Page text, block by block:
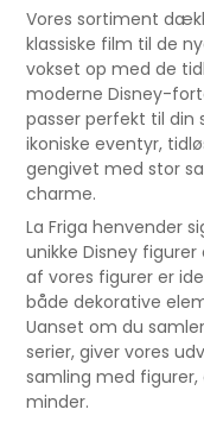
Vores sortiment
klassiske film til de
vokset op med de
moderne Disney-
passer perfekt til din
ikoniske eventyr,
gengivet med stor
charme.
La Friga henvender
unikke Disney
af vores figurer er
både dekorative
Uanset om du
serier, giver vores
samling med
minder.